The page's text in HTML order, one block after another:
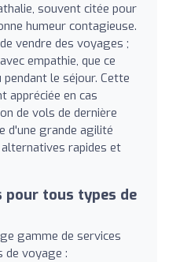
souvent citée pour
humeur contagieuse.
vendre des voyages ;
empathie, que ce
le séjour. Cette
appréciée en cas
de vols de dernière
d'une grande agilité
rapides et
pour tous types de
gamme de services
de voyage :